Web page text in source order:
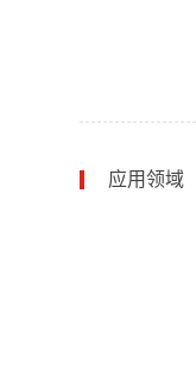
应用领域